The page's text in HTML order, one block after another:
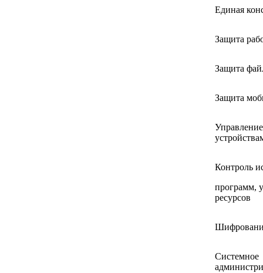
Единая
Защита
Защита
Защита
Контроль
программ,
ресурсов
Системное